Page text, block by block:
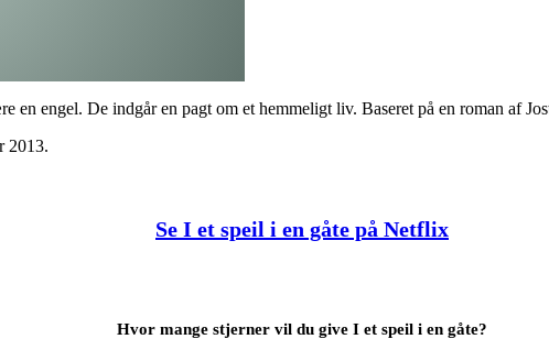
engel. De indgår en pagt om et hemmeligt liv. Baseret på en roman af
2013.
Se I et speil i en gåte på Netflix
Hvor mange stjerner vil du give I et speil i en gåte?